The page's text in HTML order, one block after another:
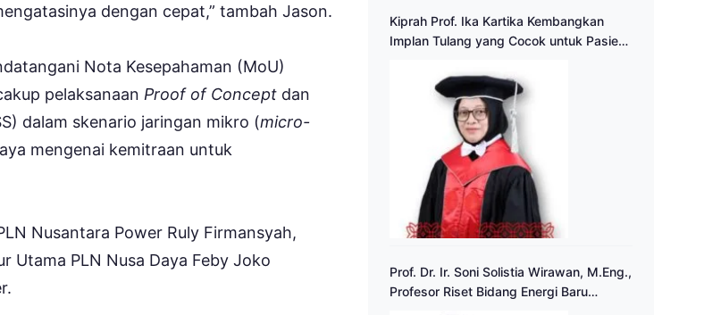
dengan cepat,” tambah Jason.
Nota Kesepahaman (MoU)
pelaksanaan Proof of Concept dan
dalam skenario jaringan mikro (micro-
mengenai kemitraan untuk
Nusantara Power Ruly Firmansyah,
Utama PLN Nusa Daya Feby Joko
Kiprah Prof. Ika Kartika Kembangkan
Implan Tulang yang Cocok untuk Pasien
Prof. Dr. Ir. Soni Solistia Wirawan, M.Eng.,
Profesor Riset Bidang Energi Baru